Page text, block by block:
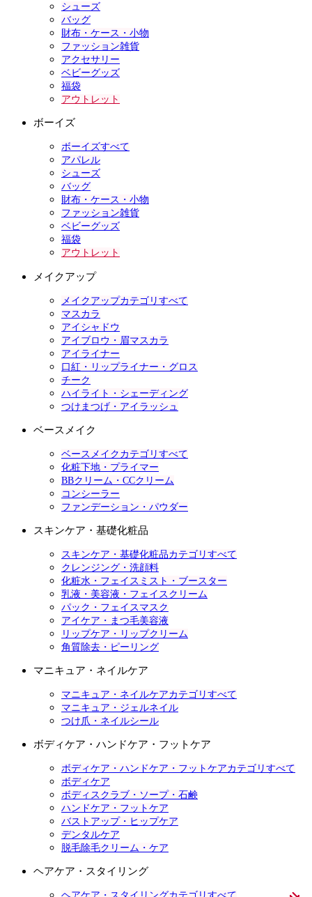
シューズ
バッグ
財布・ケース・小物
ファッション雑貨
アクセサリー
ベビーグッズ
福袋
アウトレット
ボーイズ
ボーイズすべて
アパレル
シューズ
バッグ
財布・ケース・小物
ファッション雑貨
ベビーグッズ
福袋
アウトレット
メイクアップ
メイクアップカテゴリすべて
マスカラ
アイシャドウ
アイブロウ・眉マスカラ
アイライナー
口紅・リップライナー・グロス
チーク
ハイライト・シェーディング
つけまつげ・アイラッシュ
ベースメイク
ベースメイクカテゴリすべて
化粧下地・プライマー
BBクリーム・CCクリーム
コンシーラー
ファンデーション・パウダー
スキンケア・基礎化粧品
スキンケア・基礎化粧品カテゴリすべて
クレンジング・洗顔料
化粧水・フェイスミスト・ブースター
乳液・美容液・フェイスクリーム
パック・フェイスマスク
アイケア・まつ毛美容液
リップケア・リップクリーム
角質除去・ピーリング
マニキュア・ネイルケア
マニキュア・ネイルケアカテゴリすべて
マニキュア・ジェルネイル
つけ爪・ネイルシール
ボディケア・ハンドケア・フットケア
ボディケア・ハンドケア・フットケアカテゴリすべて
ボディケア
ボディスクラブ・ソープ・石鹸
ハンドケア・フットケア
バストアップ・ヒップケア
デンタルケア
脱毛除毛クリーム・ケア
ヘアケア・スタイリング